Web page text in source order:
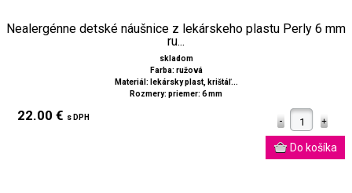
Nealergénne detské náušnice z lekárskeho plastu Perly 6 mm
ru...
skladom
Farba: ružová
Materiál: lekársky plast, krištáľ...
Rozmery: priemer: 6 mm
22.00 € s DPH